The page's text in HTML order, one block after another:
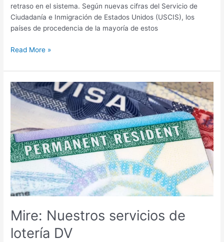
retraso en el sistema. Según nuevas cifras del Servicio de
Ciudadanía e Inmigración de Estados Unidos (USCIS), los
países de procedencia de la mayoría de estos
Read More »
Mire: Nuestros servicios de
lotería DV
Mire:
Nuestros
servicios
lotería
DV